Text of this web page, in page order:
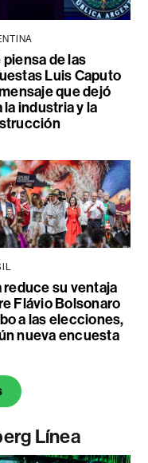
piensa de las
Luis Caputo
que dejó
la industria y la
reduce su ventaja
Flávio Bolsonaro
a las elecciones,
nueva encuesta
Línea